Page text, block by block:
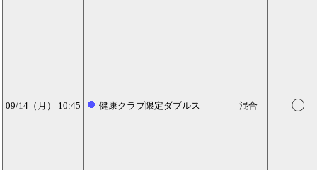
09/14（月） 10:45 健康クラブ限定ダブルス 混合 〇